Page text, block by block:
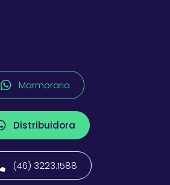
Marmoraria
Distribuidora
(46) 3223.1588